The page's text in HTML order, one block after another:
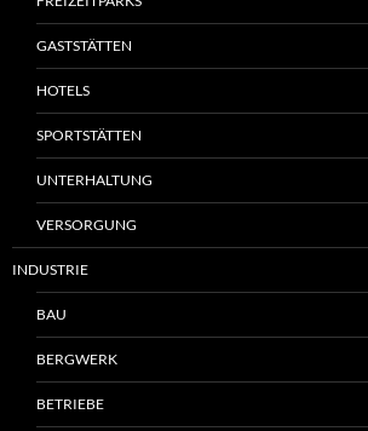
GASTSTÄTTEN
HOTELS
SPORTSTÄTTEN
UNTERHALTUNG
VERSORGUNG
INDUSTRIE
BAU
BERGWERK
BETRIEBE